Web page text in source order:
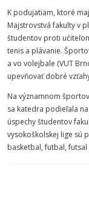
K podujatiam, ktoré
Majstrovstvá fakulty v
študentov proti
tenis a plávanie.
a vo volejbale (VUT
upevňovať dobré
Na významnom
sa katedra podieľala
úspechy študentov
vysokoškolskej lige sú
basketbal, futbal, futsal